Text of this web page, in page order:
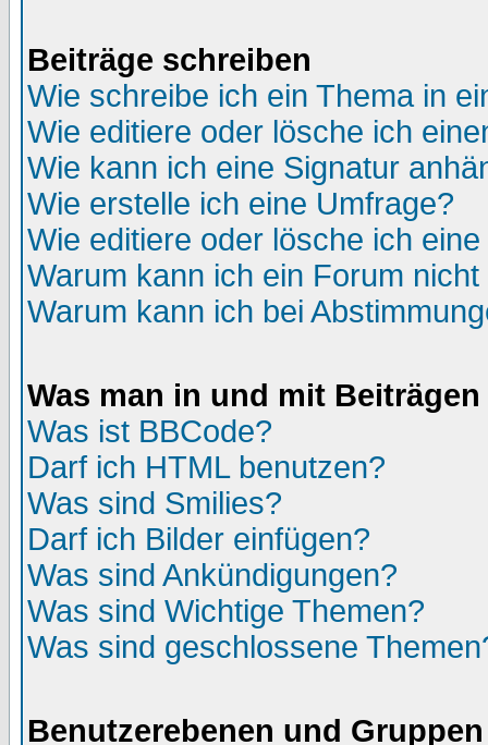
Beiträge schreiben
Wie schreibe ich ein Thema in
Wie editiere oder lösche ich
Wie kann ich eine Signatur
Wie erstelle ich eine Umfrage?
Wie editiere oder lösche ich
Warum kann ich ein Forum
Warum kann ich bei
Was man in und mit
Was ist BBCode?
Darf ich HTML benutzen?
Was sind Smilies?
Darf ich Bilder einfügen?
Was sind Ankündigungen?
Was sind Wichtige Themen?
Was sind geschlossene
Benutzerebenen und Gruppen